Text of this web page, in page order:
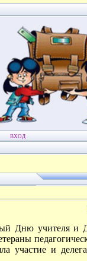
ВХОД
Дню учителя и
участие и